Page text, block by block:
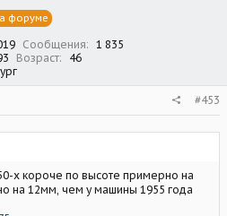
форуме
Сообщения
1 835
Возраст
46
#453
х короче по высоте примерно на
на 12мм, чем у машины 1955 года